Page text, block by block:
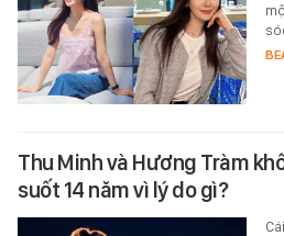
Thu Minh và Hương Tràm
suốt 14 năm vì lý do gì?